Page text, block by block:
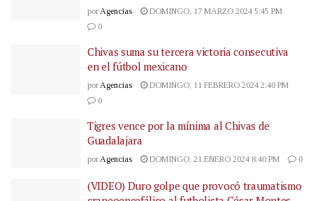
por Agencias
DOMINGO, 17 MARZO 2024 5:45 PM
0
Chivas suma su tercera victoria consecutiva
en el fútbol mexicano
por Agencias
DOMINGO, 11 FEBRERO 2024 2:40 PM
0
Tigres vence por la mínima al Chivas de
Guadalajara
por Agencias DOMINGO, 21 ENERO 2024 8:40 PM 0
(VIDEO) Duro golpe que provocó traumatismo